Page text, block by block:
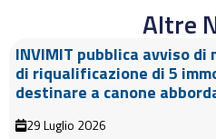
Altre
INVIMIT pubblica avviso
di riqualificazione di 5
destinare a canone
29 Luglio 2026